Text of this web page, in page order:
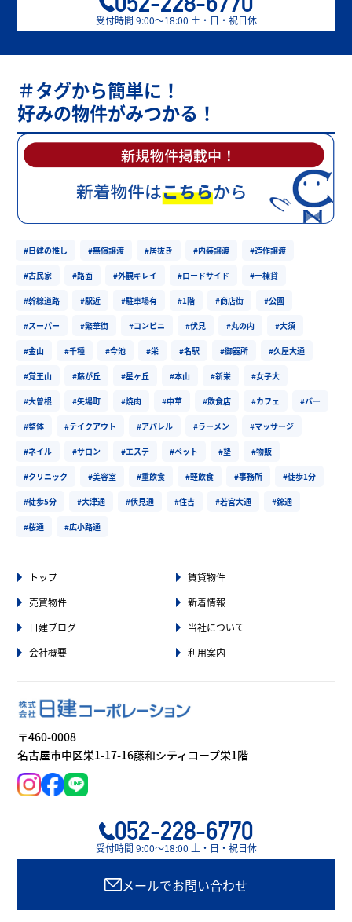
受付時間 9:00〜18:00 土・日・祝日休
＃タグから簡単に！
好みの物件がみつかる！
#日建の推し #無償譲渡 #居抜き #内装譲渡 #造作譲渡
#古民家 #路面 #外観キレイ #ロードサイド #一棟貸
#幹線道路 #駅近 #駐車場有 #1階 #商店街 #公園
#スーパー #繁華街 #コンビニ #伏見 #丸の内 #大須
#金山 #千種 #今池 #栄 #名駅 #御器所 #久屋大通
#覚王山 #藤が丘 #星ヶ丘 #本山 #新栄 #女子大
#大曽根 #矢場町 #焼肉 #中華 #飲食店 #カフェ #バー
#整体 #テイクアウト #アパレル #ラーメン #マッサージ
#ネイル #サロン #エステ #ペット #塾 #物販
#クリニック #美容室 #重飲食 #軽飲食 #事務所 #徒歩1分
#徒歩5分 #大津通 #伏見通 #住吉 #若宮大通 #錦通
#桜通 #広小路通
トップ
賃貸物件
売買物件
新着情報
日建ブログ
当社について
会社概要
利用案内
〒460-0008
名古屋市中区栄1-17-16藤和シティコープ栄1階
052-228-6770
受付時間 9:00〜18:00 土・日・祝日休
メールでお問い合わせ